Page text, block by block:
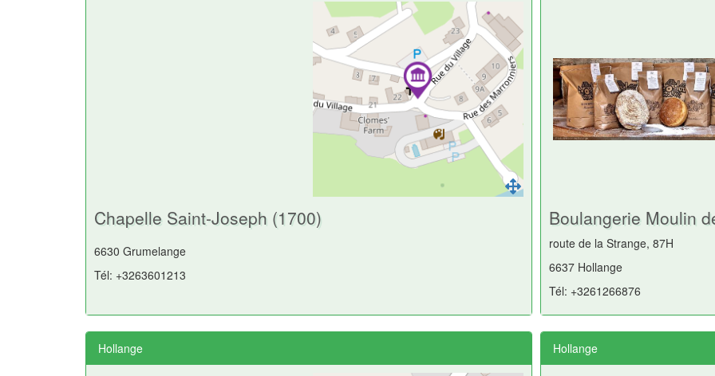
Chapelle Saint-Joseph (1700)
6630 Grumelange
Tél: +3263601213
Boulangerie Moulin
route de la Strange, 87H
6637 Hollange
Tél: +3261266876
Hollange Hollange